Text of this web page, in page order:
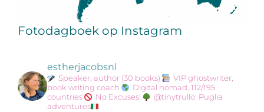
Fotodagboek op Instagram
estherjacobsnl
Speaker, author (30 books)
VIP ghostwriter,
book writing coach
Digital nomad, 112/195
countries
No Excuses!
@tinytrullo: Puglia
adventures